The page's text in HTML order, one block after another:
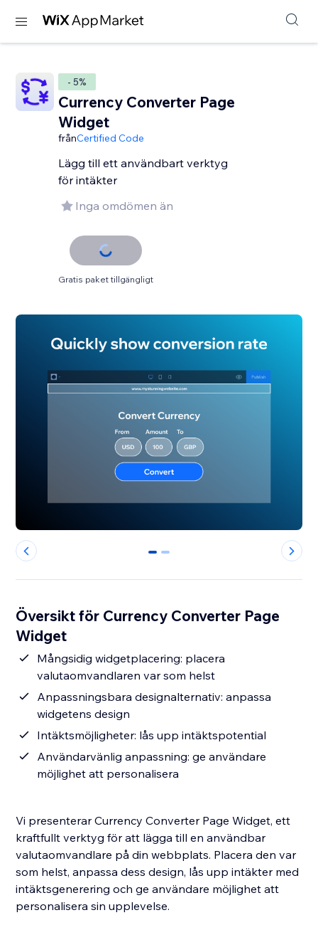
- 5%
Currency Converter Page
Widget
frånCertified Code
Lägg till ett användbart verktyg
för intäkter
Inga omdömen än
Gratis paket tillgängligt
0 1
Översikt för Currency Converter Page
Widget
Mångsidig widgetplacering: placera
valutaomvandlaren var som helst
Anpassningsbara designalternativ: anpassa
widgetens design
Intäktsmöjligheter: lås upp intäktspotential
Användarvänlig anpassning: ge användare
möjlighet att personalisera
Vi presenterar Currency Converter Page Widget, ett
kraftfullt verktyg för att lägga till en användbar
valutaomvandlare på din webbplats. Placera den var
som helst, anpassa dess design, lås upp intäkter med
intäktsgenerering och ge användare möjlighet att
personalisera sin upplevelse.